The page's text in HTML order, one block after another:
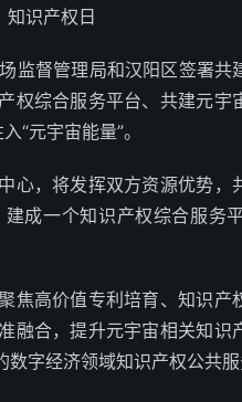
知识产权日
监督管理局和汉阳区签署共
权综合服务平台、共建元宇
“元宇宙能量”。
心，将发挥双方资源优势，
成一个知识产权综合服务
焦高价值专利培育、知识产
融合，提升元宇宙相关知识
字经济领域知识产权公共服